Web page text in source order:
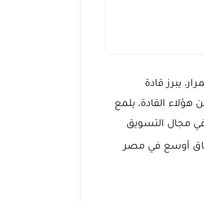
يبرز قادة
القادة، يلمع
مجال التسويق
آفاق أوسع في مصر